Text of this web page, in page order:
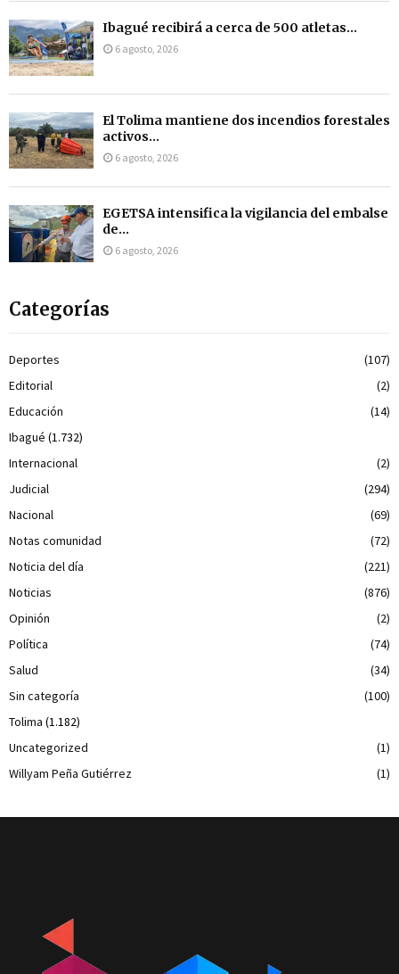
Ibagué recibirá a cerca de 500 atletas...
6 agosto, 2026
El Tolima mantiene dos incendios forestales
activos...
6 agosto, 2026
EGETSA intensifica la vigilancia del embalse
de...
6 agosto, 2026
Categorías
Deportes
(107)
Editorial
(2)
Educación
(14)
Ibagué (1.732)
Internacional
(2)
Judicial
(294)
Nacional
(69)
Notas comunidad
(72)
Noticia del día
(221)
Noticias
(876)
Opinión
(2)
Política
(74)
Salud
(34)
Sin categoría
(100)
Tolima (1.182)
Uncategorized
(1)
Willyam Peña Gutiérrez
(1)